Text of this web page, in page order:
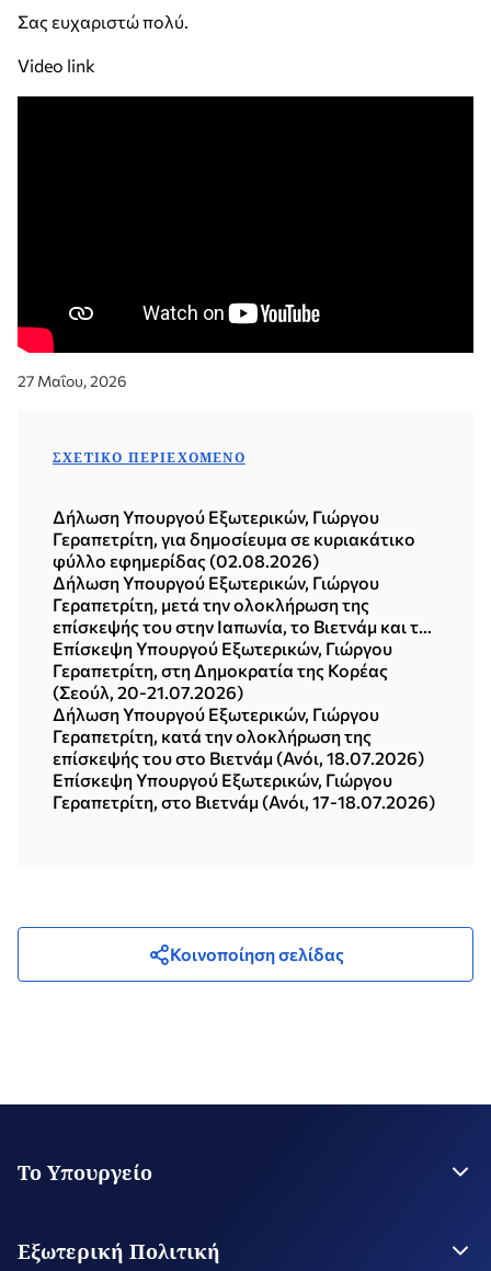
Σας ευχαριστώ πολύ.
Video link
27 Μαΐου, 2026
ΣΧΕΤΙΚΌ ΠΕΡΙΕΧΌΜΕΝΟ
Δήλωση Υπουργού Εξωτερικών, Γιώργου
Γεραπετρίτη, για δημοσίευμα σε κυριακάτικο
φύλλο εφημερίδας (02.08.2026)
Δήλωση Υπουργού Εξωτερικών, Γιώργου
Γεραπετρίτη, μετά την ολοκλήρωση της
επίσκεψής του στην Ιαπωνία, το Βιετνάμ και τη
Δημοκρατία της Κορέας (Σεούλ, 21.07.2026)
Επίσκεψη Υπουργού Εξωτερικών, Γιώργου
Γεραπετρίτη, στη Δημοκρατία της Κορέας
(Σεούλ, 20-21.07.2026)
Δήλωση Υπουργού Εξωτερικών, Γιώργου
Γεραπετρίτη, κατά την ολοκλήρωση της
επίσκεψής του στο Βιετνάμ (Ανόι, 18.07.2026)
Επίσκεψη Υπουργού Εξωτερικών, Γιώργου
Γεραπετρίτη, στο Βιετνάμ (Ανόι, 17-18.07.2026)
Κοινοποίηση σελίδας
Το Υπουργείο
Στρατηγικό Σχέδιο
Εποπτευόμενοι Οργανισμοί
Εξωτερική Πολιτική